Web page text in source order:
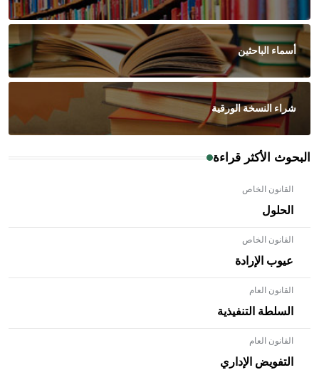
أسماء الباحثين
شراء النسخة الورقية
البحوث الأكثر قراءة
القانون الخاص
الحلول
القانون الخاص
عيوب الإرادة
القانون العام
السلطة التنفيذية
القانون العام
التفويض الإداري
- هل تعلم أن الأبلق نوع من الفنون الهندسية التي ارتبطت
بالعمارة الإسلامية في بلاد الشام ومصر خاصة، حيث يحرص